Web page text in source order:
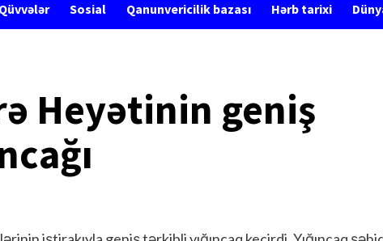
Sosial Qanunvericilik bazası Hərb tarixi
Heyətinin geniş